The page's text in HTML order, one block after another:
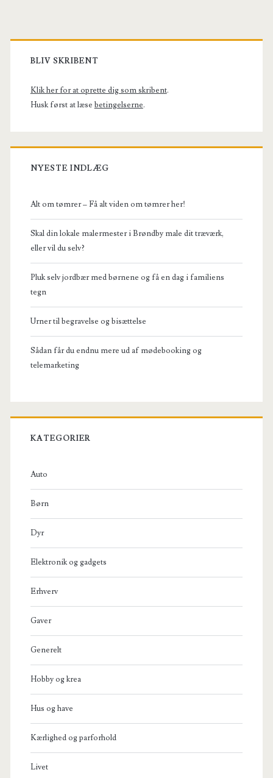
viden
om
tømrer
her!
Primary
Sidebar
BLIV SKRIBENT
Klik her for at oprette dig som skribent.
Husk først at læse betingelserne.
NYESTE INDLÆG
Alt om tømrer – Få alt viden om tømrer her!
Skal din lokale malermester i Brøndby male dit træværk,
eller vil du selv?
Pluk selv jordbær med børnene og få en dag i familiens
tegn
Urner til begravelse og bisættelse
Sådan får du endnu mere ud af mødebooking og
telemarketing
KATEGORIER
Auto
Børn
Dyr
Elektronik og gadgets
Erhverv
Gaver
Generelt
Hobby og krea
Hus og have
Kærlighed og parforhold
Livet